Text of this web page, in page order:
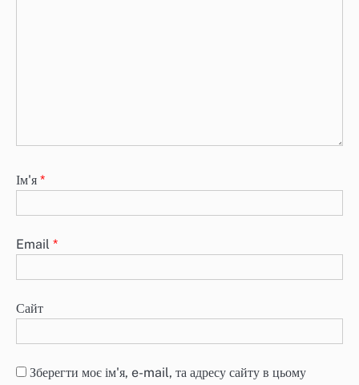
Ім'я *
Email *
Сайт
Зберегти моє ім'я, e-mail, та адресу сайту в цьому